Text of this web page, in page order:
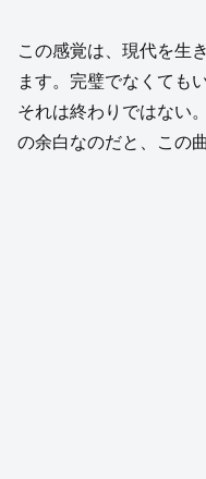
この感覚は、現代を生
ます。完璧でなくても
それは終わりではない
の余白なのだと、この